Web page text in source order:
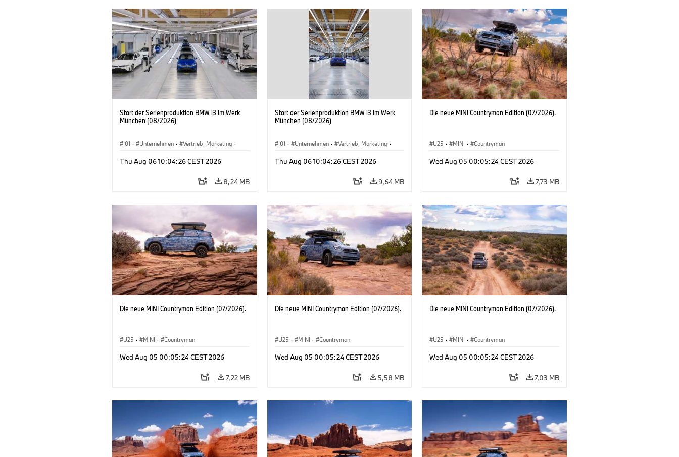
Start der Serienproduktion BMW i3 im Werk
München (08/2026)
I01 · Unternehmen · Vertrieb, Marketing ·
Thu Aug 06 10:04:26 CEST 2026
8,24 MB
Start der Serienproduktion BMW i3 im Werk
München (08/2026)
I01 · Unternehmen · Vertrieb, Marketing ·
Thu Aug 06 10:04:26 CEST 2026
9,64 MB
Die neue MINI Countryman Edition (07/2026).
U25 · MINI · Countryman
Wed Aug 05 00:05:24 CEST 2026
7,73 MB
Die neue MINI Countryman Edition (07/2026).
U25 · MINI · Countryman
Wed Aug 05 00:05:24 CEST 2026
7,22 MB
Die neue MINI Countryman Edition (07/2026).
U25 · MINI · Countryman
Wed Aug 05 00:05:24 CEST 2026
5,58 MB
Die neue MINI Countryman Edition (07/2026).
U25 · MINI · Countryman
Wed Aug 05 00:05:24 CEST 2026
7,03 MB